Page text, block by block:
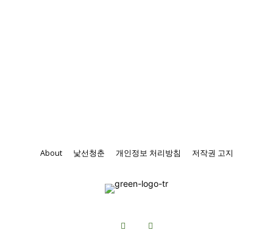
About 낯선청춘 개인정보 처리방침 저작권 고지